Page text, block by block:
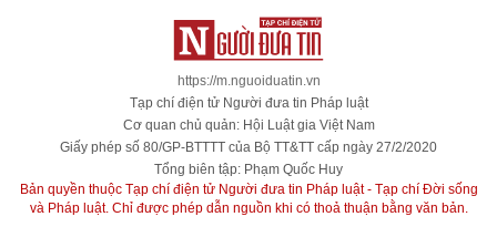
https://m.nguoiduatin.vn
Tạp chí điện tử Người đưa tin Pháp luật
Cơ quan chủ quản: Hội Luật gia Việt Nam
Giấy phép số 80/GP-BTTTT của Bộ TT&TT cấp ngày 27/2/2020
Tổng biên tập: Phạm Quốc Huy
Bản quyền thuộc Tạp chí điện tử Người đưa tin Pháp luật - Tạp chí Đời sống
và Pháp luật. Chỉ được phép dẫn nguồn khi có thoả thuận bằng văn bản.